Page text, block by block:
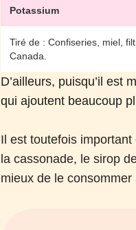
Potassium
Tiré de : Confiseries, miel,
Canada.
D’ailleurs, puisqu’il est
qui ajoutent beaucoup
Il est toutefois
la cassonade, le sirop
mieux de le